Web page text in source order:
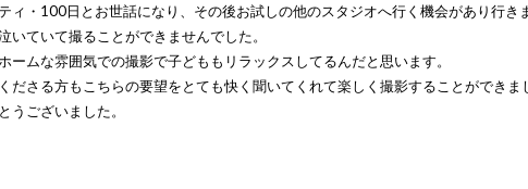
ィ・100日とお世話になり、その後お試しの他のスタジオへ行く機会があり行き
いていて撮ることができませんでした。
ームな雰囲気での撮影で子どももリラックスしてるんだと思います。
ださる方もこちらの要望をとても快く聞いてくれて楽しく撮影することができま
うございました。